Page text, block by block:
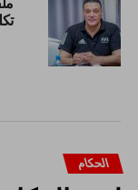
الحكام